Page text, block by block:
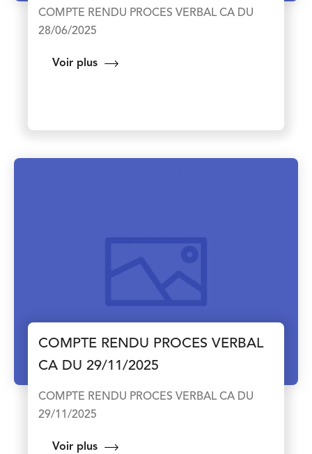
COMPTE RENDU PROCES VERBAL CA DU
28/06/2025
Voir plus
COMPTE RENDU PROCES VERBAL
CA DU 29/11/2025
COMPTE RENDU PROCES VERBAL CA DU
29/11/2025
Voir plus